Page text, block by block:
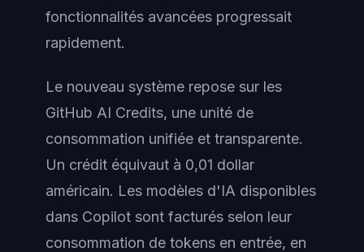
fonctionnalités avancées progressait
rapidement.
Le nouveau système repose sur les
GitHub AI Credits, une unité de
consommation unifiée et transparente.
Un crédit équivaut à 0,01 dollar
américain. Les modèles d'IA disponibles
dans Copilot sont facturés selon leur
consommation de tokens en entrée, en